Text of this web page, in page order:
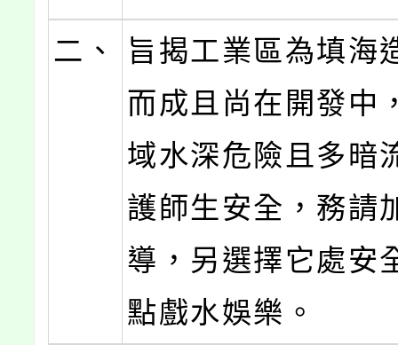
二、
旨揭工業區為填海
而成且尚在開發中
域水深危險且多暗
護師生安全，務請
導，另選擇它處安
點戲水娛樂。